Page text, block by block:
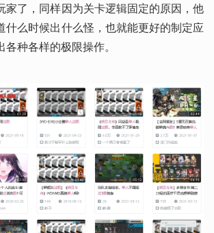
家了，同样因为关卡逻辑固定的原因，他
什么时候出什么怪，也就能更好的制定应
种各样的极限操作。